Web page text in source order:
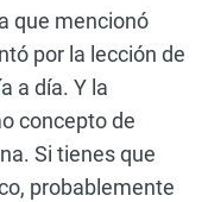
que mencionó
por la lección de
a día. Y la
concepto de
Si tienes que
probablemente